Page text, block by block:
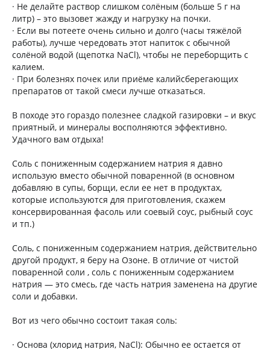
· Не делайте раствор слишком солёным (больше 5 г на
литр) – это вызовет жажду и нагрузку на почки.
· Если вы потеете очень сильно и долго (часы тяжёлой
работы), лучше чередовать этот напиток с обычной
солёной водой (щепотка NaCl), чтобы не переборщить с
калием.
· При болезнях почек или приёме калийсберегающих
препаратов от такой смеси лучше отказаться.
В походе это гораздо полезнее сладкой газировки – и вкус
приятный, и минералы восполняются эффективно.
Удачного вам отдыха!
Соль с пониженным содержанием натрия я давно
использую вместо обычной поваренной (в основном
добавляю в супы, борщи, если ее нет в продуктах,
которые используются для приготовления, скажем
консервированная фасоль или соевый соус, рыбный соус
и тп.)
Соль, с пониженным содержанием натрия, действительно
другой продукт, я беру на Озоне. В отличие от чистой
поваренной соли , соль с пониженным содержанием
натрия — это смесь, где часть натрия заменена на другие
соли и добавки.
Вот из чего обычно состоит такая соль:
· Основа (хлорид натрия, NaCl): Обычно ее остается от